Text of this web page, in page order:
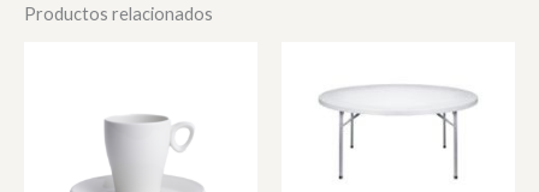
Productos relacionados